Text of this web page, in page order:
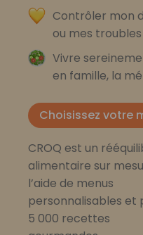
Contrôler mon
ou mes
Vivre
en famille, la
Choisissez votre
CROQ est un
alimentaire sur
l’aide de menus
personnalisables et
5 000 recettes